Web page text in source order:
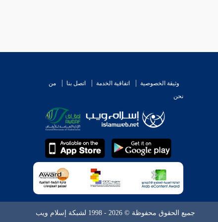
وثيقة الخصوصية اتفاقية الخدمة اتصل بنا
من
نحن
جميع الحقوق محفوظة © 2026 - 1998 لشبكة إسلام ويب